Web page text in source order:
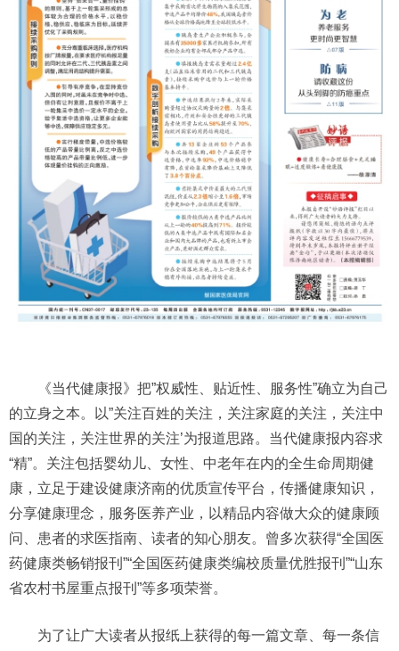
《当代健康报》把”权威性、贴近性、服务性”确立为自己
的立身之本。以”关注百姓的关注，关注家庭的关注，关注中
国的关注，关注世界的关注’为报道思路。当代健康报内容求
“精”。关注包括婴幼儿、女性、中老年在内的全生命周期健
康，立足于建设健康济南的优质宣传平台，传播健康知识，
分享健康理念，服务医养产业，以精品内容做大众的健康顾
问、患者的求医指南、读者的知心朋友。曾多次获得“全国医
药健康类畅销报刊”“全国医药健康类编校质量优胜报刊”“山东
省农村书屋重点报刊”等多项荣誉。
为了让广大读者从报纸上获得的每一篇文章、每一条信